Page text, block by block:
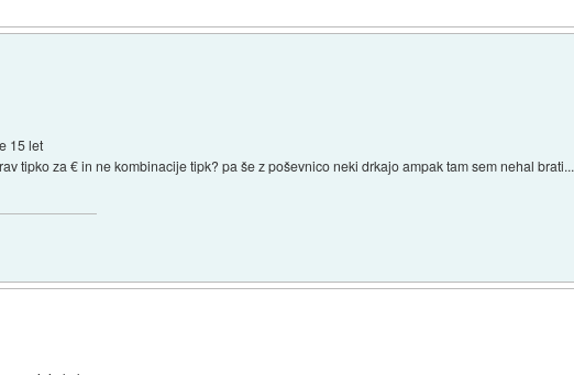
15 let
tipko za € in ne kombinacije tipk? pa še z poševnico neki drkajo ampak tam sem nehal brati...